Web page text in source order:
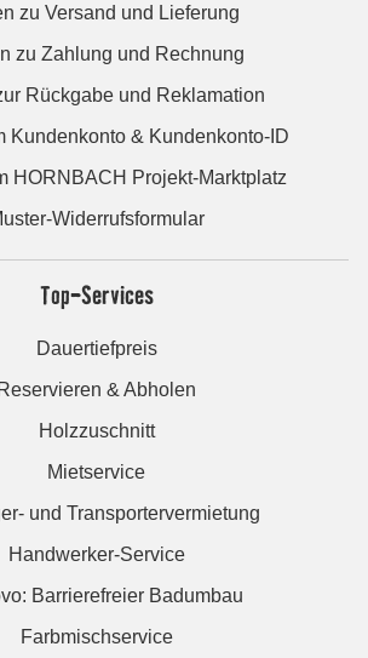
zu Versand und Lieferung
zu Zahlung und Rechnung
Rückgabe und Reklamation
Kundenkonto & Kundenkonto-ID
HORNBACH Projekt-Marktplatz
Widerrufsformular
Top-Services
Dauertiefpreis
Reservieren & Abholen
Holzzuschnitt
Mietservice
und Transportervermietung
Handwerker-Service
Barrierefreier Badumbau
Farbmischservice